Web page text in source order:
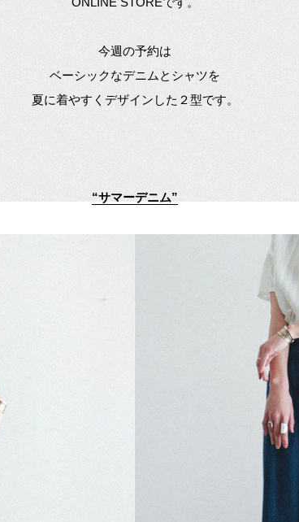
今週の予約は
ベーシックなデニムとシャツを
夏に着やすくデザインした２型です。
“サマーデニム”